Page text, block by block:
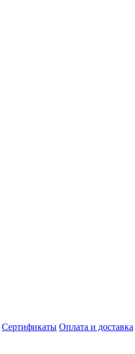
Сертификаты Оплата и доставка